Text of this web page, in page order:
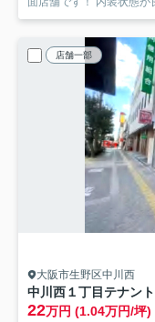
店舗一部
大阪市生野区中川西
中川西１丁目テナント
22万円 (1.04万円/坪)